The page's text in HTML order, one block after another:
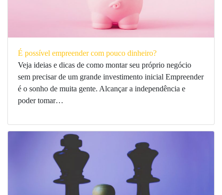
É possível empreender com pouco dinheiro?
Veja ideias e dicas de como montar seu próprio negócio
sem precisar de um grande investimento inicial Empreender
é o sonho de muita gente. Alcançar a independência e
poder tomar…